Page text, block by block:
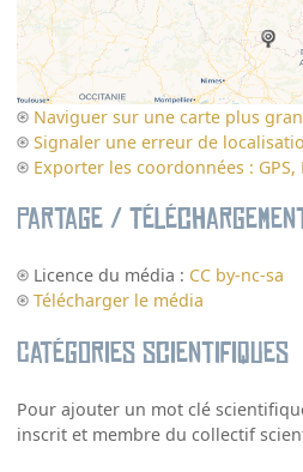
Naviguer sur une carte plus
Signaler une erreur de
Exporter les coordonnées : GPS,
Partage /
Licence du média : CC by-nc-sa
Télécharger le média
Catégories scientifiques
Pour ajouter un mot clé
inscrit et membre du collectif